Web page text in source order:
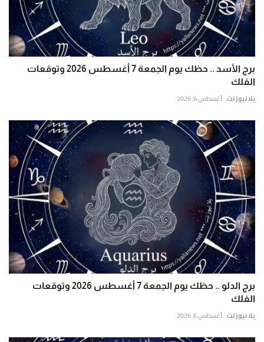
برج الأسد .. حظك يوم الجمعة 7 أغسطس 2026 وتوقعات
الفلك
يلا نيوز نت أغسطس 6, 2026
برج الدلو .. حظك يوم الجمعة 7 أغسطس 2026 وتوقعات
الفلك
يلا نيوز نت أغسطس 6, 2026